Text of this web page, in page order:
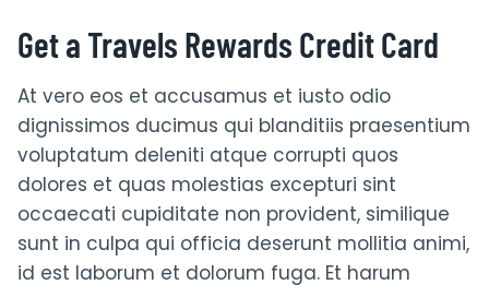
Get a Travels Rewards Credit Card
At vero eos et accusamus et iusto odio
dignissimos ducimus qui blanditiis praesentium
voluptatum deleniti atque corrupti quos
dolores et quas molestias excepturi sint
occaecati cupiditate non provident, similique
sunt in culpa qui officia deserunt mollitia animi,
id est laborum et dolorum fuga. Et harum